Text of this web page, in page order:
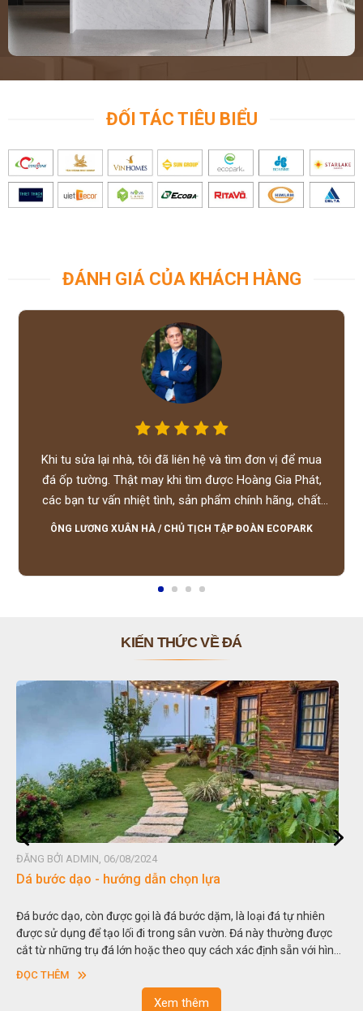
ĐỐI TÁC TIÊU BIỂU
ĐÁNH GIÁ CỦA KHÁCH HÀNG
Khi tu sửa lại nhà, tôi đã liên hệ và tìm đơn vị để mua
đá ốp tường. Thật may khi tìm được Hoàng Gia Phát,
các bạn tư vấn nhiệt tình, sản phẩm chính hãng, chất
lượng tốt, giá hợp lý, hỗ trợ tận tình.
ÔNG LƯƠNG XUÂN HÀ / CHỦ TỊCH TẬP ĐOÀN ECOPARK
KIẾN THỨC VỀ ĐÁ
BỞI ADMIN, 06/08/2024
bước dạo - hướng dẫn chọn lựa
dạo, còn được gọi là đá bước dặm, là loại đá tự nhiên
sử dụng để tạo lối đi trong sân vườn. Đá này thường được
những trụ đá lớn hoặc theo quy cách xác định sẵn với hình
hoặc hình chữ nhật và có độ dày khác nhau.
THÊM
thu
trong
Xem thêm